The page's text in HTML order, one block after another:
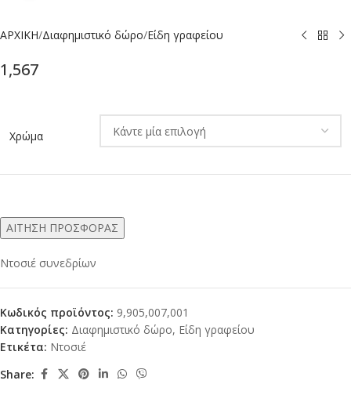
ΑΡΧΙΚΗ/Διαφημιστικό δώρο/Είδη γραφείου
1,567
Χρώμα
ΑΙΤΗΣΗ ΠΡΟΣΦΟΡΑΣ
Ντοσιέ συνεδρίων
Κωδικός προϊόντος: 9,905,007,001
Κατηγορίες: Διαφημιστικό δώρο, Είδη γραφείου
Ετικέτα: Ντοσιέ
Share: